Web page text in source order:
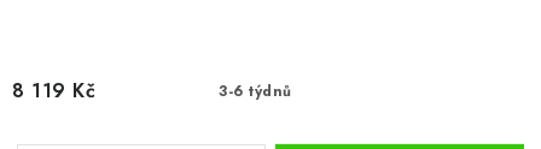
3-6 týdnů
8 119 Kč